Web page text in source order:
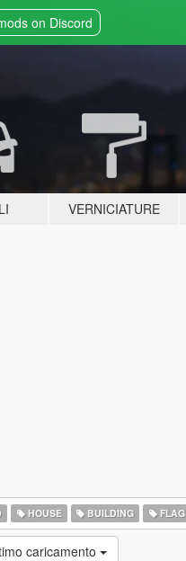
on Discord
VERNICIATURE
HOUSE BUILDING FLAG
caricamento